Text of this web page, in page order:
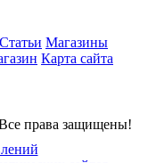
Статьи Магазины
Карта сайта
права защищены!